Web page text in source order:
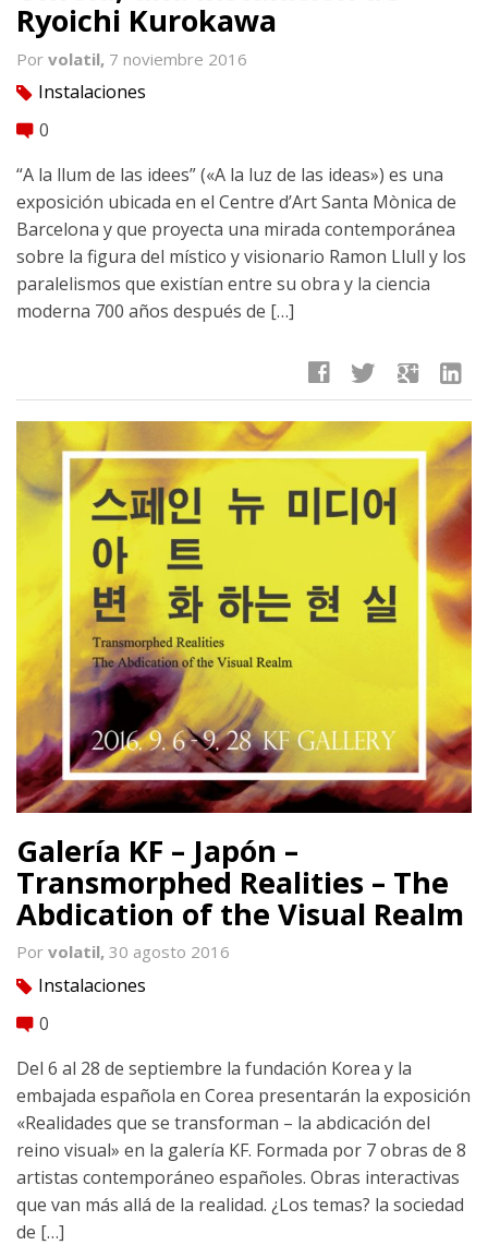
Ryoichi Kurokawa
Por volatil, 7 noviembre 2016
tag Instalaciones
comment 0
“A la llum de las idees” («A la luz de las ideas») es una
exposición ubicada en el Centre d’Art Santa Mònica de
Barcelona y que proyecta una mirada contemporánea
sobre la figura del místico y visionario Ramon Llull y los
paralelismos que existían entre su obra y la ciencia
moderna 700 años después de […]
facebook twitter google linkedin
Galería KF – Japón –
Transmorphed Realities – The
Abdication of the Visual Realm
Por volatil, 30 agosto 2016
tag Instalaciones
comment 0
Del 6 al 28 de septiembre la fundación Korea y la
embajada española en Corea presentarán la exposición
«Realidades que se transforman – la abdicación del
reino visual» en la galería KF. Formada por 7 obras de 8
artistas contemporáneo españoles. Obras interactivas
que van más allá de la realidad. ¿Los temas? la sociedad
de […]